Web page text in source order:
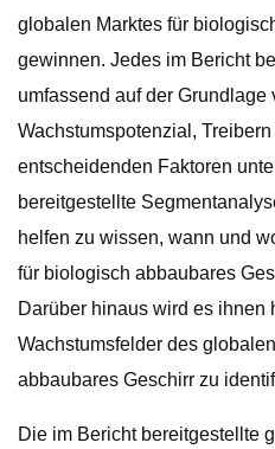
globalen Marktes für
gewinnen. Jedes im Bericht
umfassend auf der Grundlage
Wachstumspotenzial,
entscheidenden Faktoren
bereitgestellte
helfen zu wissen, wann und
für biologisch abbaubares
Darüber hinaus wird es ihnen
Wachstumsfelder des
abbaubares Geschirr zu
Die im Bericht bereitgestellte